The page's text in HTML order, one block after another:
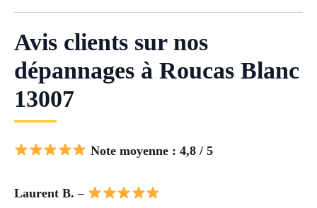
Avis clients sur nos
dépannages à Roucas Blanc
13007
Note moyenne : 4,8 / 5
Laurent B. –